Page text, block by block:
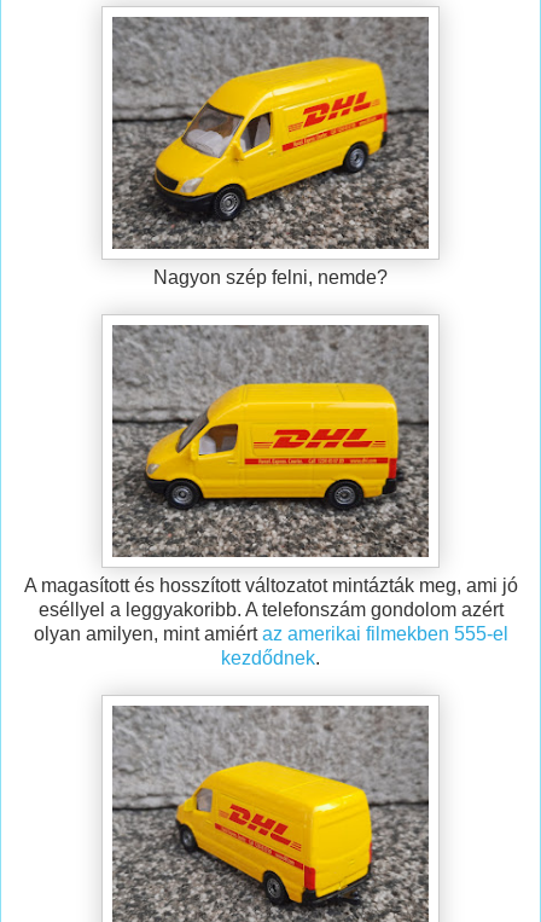
Nagyon szép felni, nemde?
A magasított és hosszított változatot mintázták meg, ami jó
eséllyel a leggyakoribb. A telefonszám gondolom azért
olyan amilyen, mint amiértaz amerikai filmekben 555-el
kezdődnek.